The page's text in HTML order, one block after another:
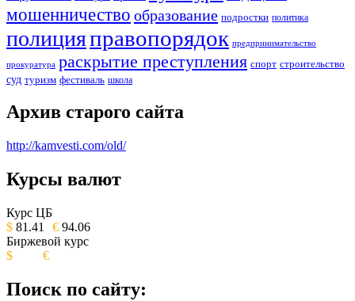
мошенничество образование подростки политика
полицияправопорядок предпринимательство
прокуратура раскрытие преступления спорт строительство
суд туризм фестиваль школа
Архив старого сайта
http://kamvesti.com/old/
ОБЩЕСТВЕННО-ПОЛИТИЧЕСКОЕ
ИЗДАНИЕ КАМЧАТСКОГО КРАЯ.
Курсы валют
Курс ЦБ
$ 81.41 € 94.06
Биржевой курс
$
€
Поиск по сайту: